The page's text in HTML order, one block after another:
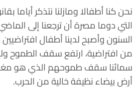
نحن كنا أطفالا ومازلنا نتذكر أياما
التي دوما مصرة أن ترجعنا إلى
السنون وأصبح لدينا أطفال
من افتراضية، ارتفع سقف الطموح
سمائنا سقف طموحهم الذي هو
أرض بيضاء نظيفة خالية من الحرب.